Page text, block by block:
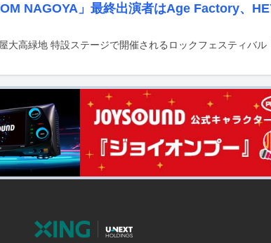
NAGOYA」最終出演者はAge Factory、